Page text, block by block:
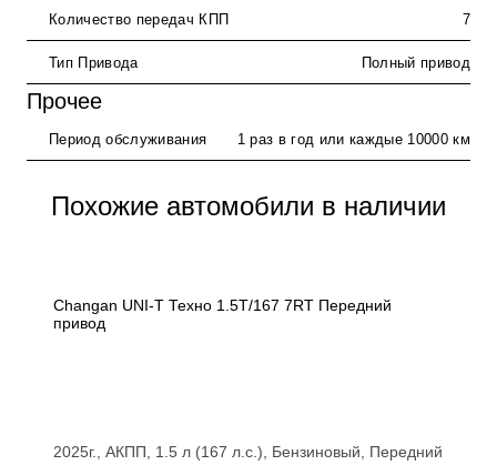
Количество передач КПП 7
Тип Привода Полный привод
Прочее
Период обслуживания 1 раз в год или каждые 10000 км
Похожие автомобили в наличии
Changan UNI-T Техно 1.5T/167 7RT Передний
привод
2025г., АКПП, 1.5 л (167 л.с.), Бензиновый, Передний